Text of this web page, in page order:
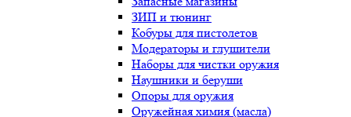
ЗИП и тюнинг
Кобуры для пистолетов
Модераторы и глушители
Наборы для чистки оружия
Наушники и беруши
Опоры для оружия
Оружейная химия (масла)